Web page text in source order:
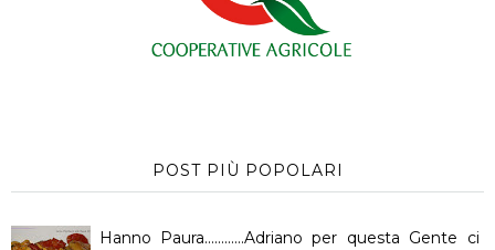
POST PIÙ POPOLARI
Hanno Paura............Adriano per questa Gente ci